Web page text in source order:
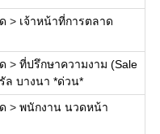
> เจ้าหน้าที่การตลาด
> ที่ปรึกษาความงาม (Sale
ล บางนา *ด่วน*
> พนักงาน นวดหน้า